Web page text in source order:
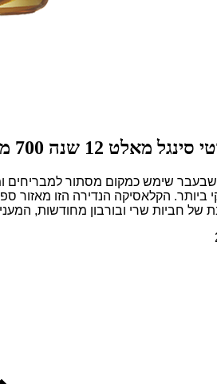
12 שנה 700 מ”ל (כשר)
שימש כמקום מסתור למבריחים